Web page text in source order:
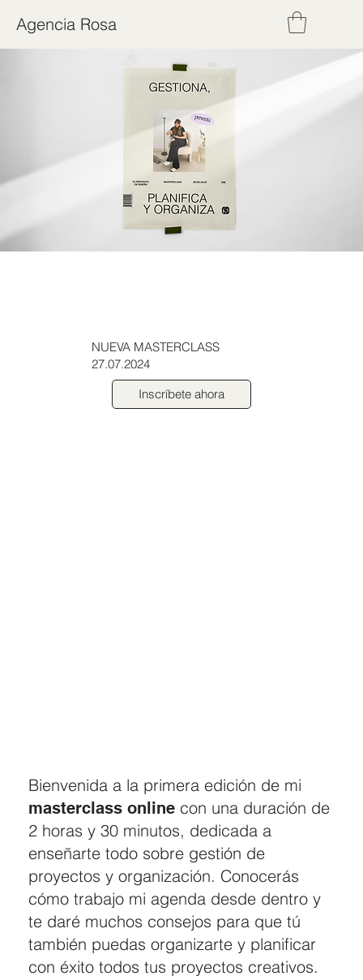
Agencia Rosa
NUEVA MASTERCLASS
27.07.2024
Inscríbete ahora
Bienvenida a la primera edición de mi
masterclass online con una duración de
2 horas y 30 minutos, dedicada a
enseñarte todo sobre gestión de
proyectos y organización. Conocerás
cómo trabajo mi agenda desde dentro y
te daré muchos consejos para que tú
también puedas organizarte y planificar
con éxito todos tus proyectos creativos.